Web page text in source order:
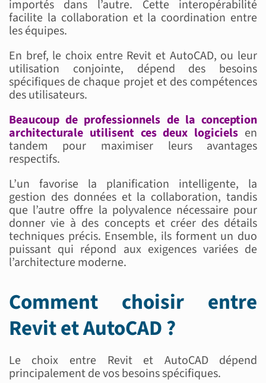
importés dans l’autre. Cette interopérabilité
facilite la collaboration et la coordination entre
les équipes.
En bref, le choix entre Revit et AutoCAD, ou leur
utilisation conjointe, dépend des besoins
spécifiques de chaque projet et des compétences
des utilisateurs.
Beaucoup de professionnels de la conception
architecturale utilisent ces deux logiciels en
tandem pour maximiser leurs avantages
respectifs.
L’un favorise la planification intelligente, la
gestion des données et la collaboration, tandis
que l’autre offre la polyvalence nécessaire pour
donner vie à des concepts et créer des détails
techniques précis. Ensemble, ils forment un duo
puissant qui répond aux exigences variées de
l’architecture moderne.
Comment choisir entre
Revit et AutoCAD ?
Le choix entre Revit et AutoCAD dépend
principalement de vos besoins spécifiques.